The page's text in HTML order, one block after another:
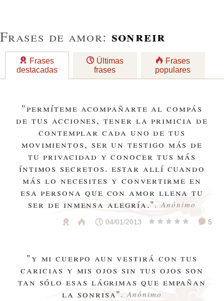
Frases de amor: sonreir
Frases
destacadas
Últimas
frases
Frases
populares
"permíteme acompañarte al compás
de tus acciones, tener la primicia de
contemplar cada uno de tus
movimientos, ser un testigo más de
tu privacidad y conocer tus más
íntimos secretos. estar allí cuando
más lo necesites y convertirme en
esa persona que con amor llena tu
ser de inmensa alegría.", Anónimo
04/01/2013 5
"y mi cuerpo aun vestirá con tus
caricias y mis ojos sin tus ojos son
tan sólo esas lágrimas que empañan
la sonrisa", Anónimo